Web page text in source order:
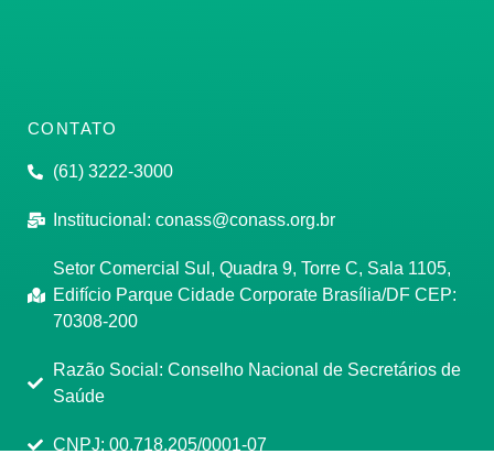
CONTATO
(61) 3222-3000
Institucional: conass@conass.org.br
Setor Comercial Sul, Quadra 9, Torre C, Sala 1105,
Edifício Parque Cidade Corporate Brasília/DF CEP:
70308-200
Razão Social: Conselho Nacional de Secretários de
Saúde
CNPJ: 00.718.205/0001-07